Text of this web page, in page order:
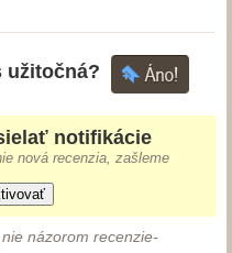
užitočná?
notifikácie
nová recenzia, zašleme
názorom recenzie-